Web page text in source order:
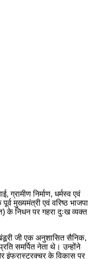
ग्रामीण निर्माण, धर्मस्व एवं
मुख्यमंत्री एवं वरिष्ठ भाजपा
के निधन पर गहरा दुःख व्यक्त
जी एक अनुशासित सैनिक,
समर्पित नेता थे। उन्होंने
इंफ्रास्ट्रक्चर के विकास पर